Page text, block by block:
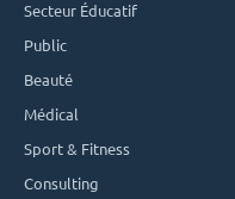
Secteur Éducatif
Public
Beauté
Médical
Sport & Fitness
Consulting